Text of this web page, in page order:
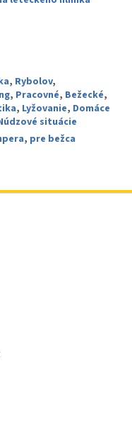
, Rybolov,
, Pracovné, Bežecké,
, Lyžovanie, Domáce
situácie
, pre bežca